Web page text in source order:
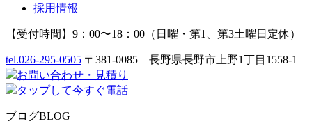
採用情報
【受付時間】9：00〜18：00（日曜・第1、第3土曜日定休）
tel.026-295-0505 〒381-0085 長野県長野市上野1丁目1558-1
お問い合わせ ・ 見積り
タップして今すぐ電話
ブログBLOG